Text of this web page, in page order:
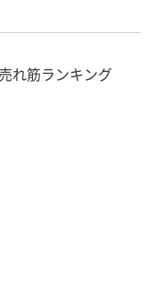
れ筋ランキング